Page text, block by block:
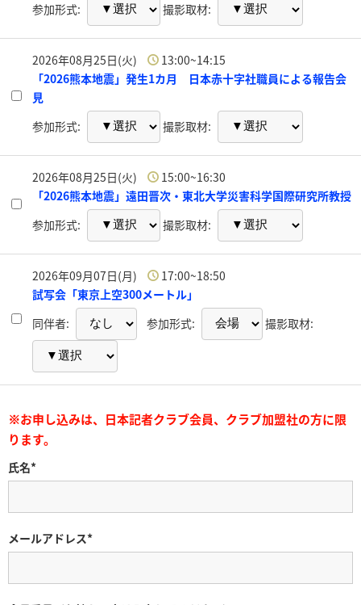
参加形式:
撮影取材:
2026年08月25日(火)
13:00~14:15
「2026熊本地震」発生1カ月 日本赤十字社職員による報告会
見
参加形式:
撮影取材:
2026年08月25日(火)
15:00~16:30
「2026熊本地震」遠田晋次・東北大学災害科学国際研究所教授
参加形式:
撮影取材:
2026年09月07日(月)
17:00~18:50
試写会「東京上空300メートル」
同伴者:
参加形式: 撮影取材:
※お申し込みは、日本記者クラブ会員、クラブ加盟社の方に限
ります。
氏名*
メールアドレス*